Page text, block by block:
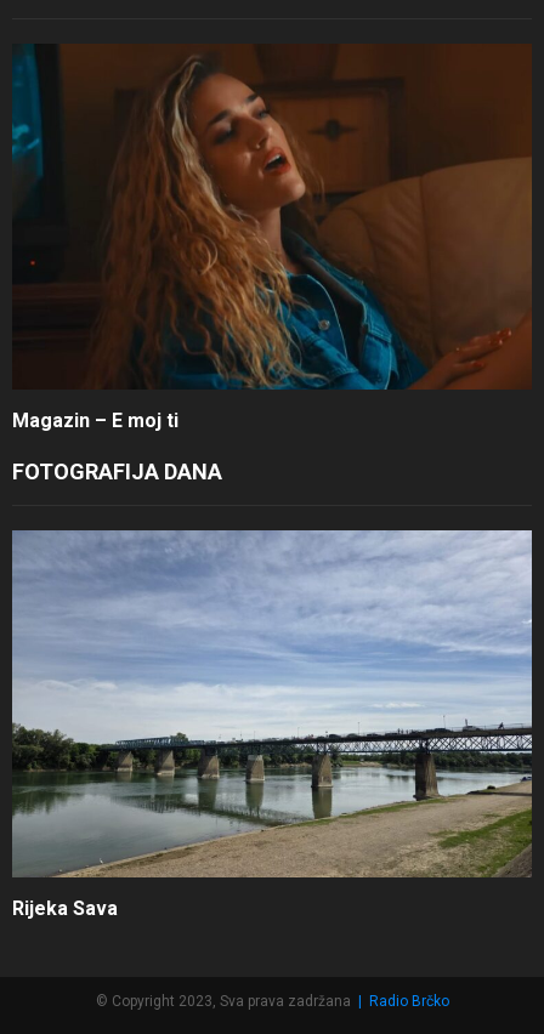
Magazin – E moj ti
FOTOGRAFIJA DANA
Rijeka Sava
© Copyright 2023, Sva prava zadržana | Radio Brčko